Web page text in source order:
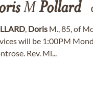
M Pollard
, Doris M., 85, of
will be 1:00PM
Rev. Mi...